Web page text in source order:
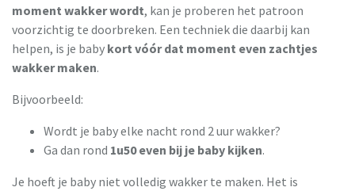
moment wakker wordt, kan je proberen het patroon
voorzichtig te doorbreken. Een techniek die daarbij kan
helpen, is je baby kort vóór dat moment even zachtjes
wakker maken.
Bijvoorbeeld:
Wordt je baby elke nacht rond 2 uur wakker?
Ga dan rond 1u50 even bij je baby kijken.
Je hoeft je baby niet volledig wakker te maken. Het is